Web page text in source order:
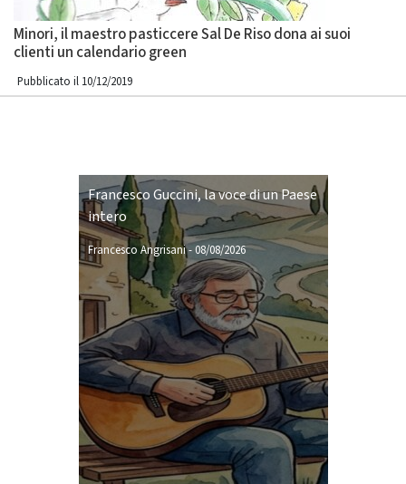
Minori, il maestro pasticcere Sal De Riso dona ai suoi
clienti un calendario green
Pubblicato il 10/12/2019
Francesco Guccini, la voce di un Paese
intero
Francesco Angrisani-08/08/2026